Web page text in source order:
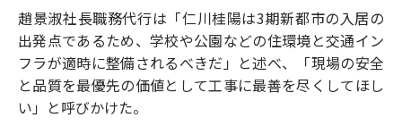
趙景淑社長職務代行は「仁川桂陽は3期新都市の入居の
出発点であるため、学校や公園などの住環境と交通イン
フラが適時に整備されるべきだ」と述べ、「現場の安全
と品質を最優先の価値として工事に最善を尽くしてほし
い」と呼びかけた。